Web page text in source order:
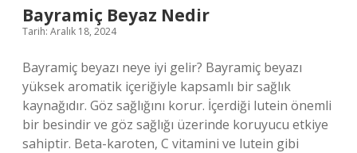
Bayramiç Beyaz Nedir
Tarih: Aralık 18, 2024
Bayramiç beyazı neye iyi gelir? Bayramiç beyazı
yüksek aromatik içeriğiyle kapsamlı bir sağlık
kaynağıdır. Göz sağlığını korur. İçerdiği lutein önemli
bir besindir ve göz sağlığı üzerinde koruyucu etkiye
sahiptir. Beta-karoten, C vitamini ve lutein gibi